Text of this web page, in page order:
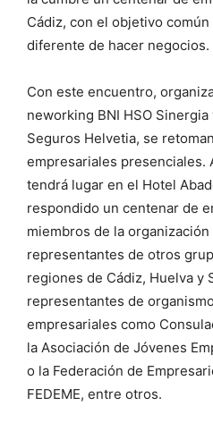
Cádiz, con el objetivo
diferente de hacer negocios.
Con este encuentro,
neworking BNI HSO
Seguros Helvetia, se
empresariales presenciales.
tendrá lugar en el Hotel
respondido un centenar de
miembros de la
representantes de otros
regiones de Cádiz, Huelva y
representantes de
empresariales como
la Asociación de Jóvenes
o la Federación de
FEDEME, entre otros.